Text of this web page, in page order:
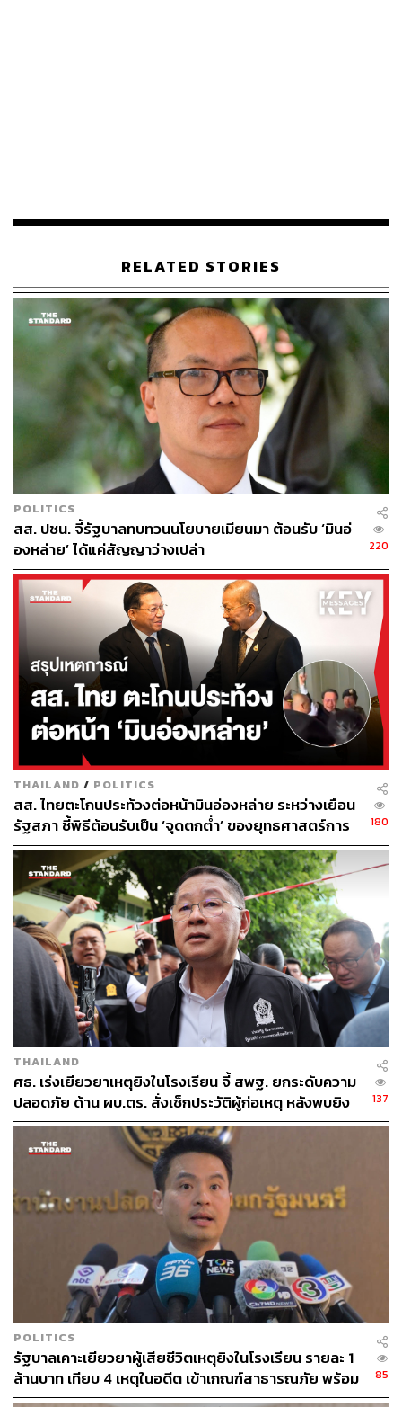
ทบทวนแนวทาง “ท่วมในทางก่อนท่วมในทุ่ง” พร้อมลด
ปริมาณน้ำสูงสุดและเพิ่มการแจ้งเตือนล่วงหน้า
ปรับเกณฑ์การเยียวยา ให้สะท้อนระยะเวลาน้ำท่วมที่
แตกต่างกัน ไม่ใช่แบบเหมาจ่าย 9,000 บาท
ยกระดับมาตรฐานการดูแล ผู้ประสบภัยและศูนย์พักพิง
วางแผนฟื้นฟูและยกระดับชุมชน นอกแนวคันกั้นน้ำทั้ง
ระยะสั้นและระยะยาว
ทบทวนความเป็นไปได้ของโครงการป้องกันน้ำท่วม
ขนาดใหญ่ ที่ล่าช้าจากแผน เพื่อให้การลงทุนมี
ประสิทธิภาพ โปร่งใส และตอบโจทย์ประชาชนที่สุด
หัวหน้าพรรคประชาชนยังระบุด้วยว่า แม้พรรคจะยังไม่ได้
เป็นรัฐบาลและไม่สามารถบริหารจัดการน้ำได้ทั้งระบบ แต่ใน
พื้นที่ที่มีกลไกท้องถิ่นของพรรค เช่น เทศบาลเมืองบางคูวัด
ได้ดำเนินการดูแลพี่น้องประชาชนอย่างเต็มที่
ณัฐพงษ์ ระบุว่า การหยุดวงจรน้ำท่วมซ้ำซาก จำเป็นต้องมี
การบริหารจัดการน้ำทั้งระบบ โดยต้องทำอย่างต่อเนื่อง ที่ถึง
แม้อาจจะต้องใช้ระยะเวลายาวนาน แต่ต้องมียุทธศาสตร์ที่
ชัดเจน และต้องทำผ่านรัฐบาลที่ทำงานกันเป็นทีมข้าม
กระทรวง ไม่ได้แบ่งกระทรวงกันทำตามโควตาทางการเมือง
TAGS: น้ำท่วม ปทุมธานี
เงินเยียวยา
ณัฐพงษ์ เรืองปัญญาวุฒิ
พรรคประชาชน
รัฐบาล
335
ABOUT THE AUTHOR
THE STANDARD TEAM
กองบรรณาธิการ THE STANDARD
RELATED STORIES
POLITICS
สส. ปชน. จี้รัฐบาลทบทวนนโยบายเมียนมา ต้อนรับ ‘มินอ่
องหล่าย’ ได้แค่สัญญาว่างเปล่า
220
THAILAND / POLITICS
สส. ไทยตะโกนประท้วงต่อหน้ามินอ่องหล่าย ระหว่างเยือน
รัฐสภา ชี้พิธีต้อนรับเป็น ‘จุดตกต่ำ’ ของยุทธศาสตร์การ
ทูตไทย
180
THAILAND
ศธ. เร่งเยียวยาเหตุยิงในโรงเรียน จี้ สพฐ. ยกระดับความ
ปลอดภัย ด้าน ผบ.ตร. สั่งเช็กประวัติผู้ก่อเหตุ หลังพบยิง
จุดตายแม่นยำ
137
POLITICS
รัฐบาลเคาะเยียวยาผู้เสียชีวิตเหตุยิงในโรงเรียน รายละ 1
ล้านบาท เทียบ 4 เหตุในอดีต เข้าเกณฑ์สาธารณภัย พร้อม
เร่งจ่ายโดยเร็ว
85